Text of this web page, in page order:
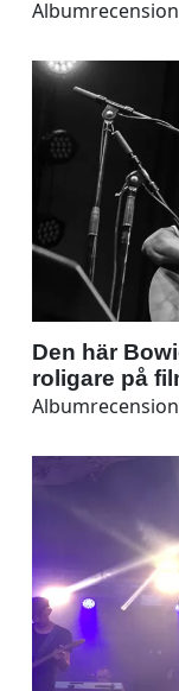
Albumrecension
Den här
roligare på
Albumrecension